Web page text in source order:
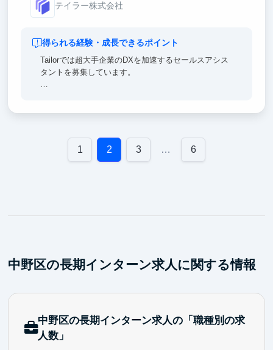
テイラー株式会社
得られる経験・成長できるポイント
Tailorでは超大手企業のDXを加速するセールスアシス
タントを募集しています。
大手外資IT SaaSでグローバルNo1経験を持つメンバ
ーがメンターをします。
ンです。
1 2 3 … 6
中野区の長期インターン求人に関する情報
中野区の長期インターン求人の「職種別の求
人数」